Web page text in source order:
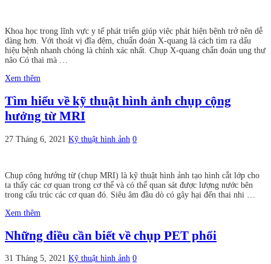
Khoa học trong lĩnh vực y tế phát triển giúp việc phát hiện bệnh trở nên dễ
dàng hơn. Với thoát vị đĩa đệm, chuẩn đoán X-quang là cách tìm ra dấu
hiệu bệnh nhanh chóng là chính xác nhất. Chụp X-quang chẩn đoán ung thư
não Có thai mà …
Xem thêm
Tìm hiểu về kỹ thuật hình ảnh chụp cộng
hưởng từ MRI
27 Tháng 6, 2021 Kỹ thuật hình ảnh 0
Chụp công hưởng từ (chụp MRI) là kỹ thuật hình ảnh tạo hình cắt lớp cho
ta thấy các cơ quan trong cơ thể và có thể quan sát được lượng nước bên
trong cấu trúc các cơ quan đó. Siêu âm đầu dò có gây hại đến thai nhi …
Xem thêm
Những điều cần biết về chụp PET phổi
31 Tháng 5, 2021 Kỹ thuật hình ảnh 0